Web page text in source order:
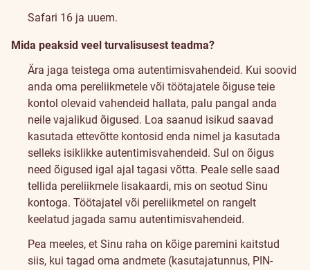
Safari 16 ja uuem.
Mida peaksid veel turvalisusest teadma?
Ära jaga teistega oma autentimisvahendeid. Kui soovid
anda oma pereliikmetele või töötajatele õiguse teie
kontol olevaid vahendeid hallata, palu pangal anda
neile vajalikud õigused. Loa saanud isikud saavad
kasutada ettevõtte kontosid enda nimel ja kasutada
selleks isiklikke autentimisvahendeid. Sul on õigus
need õigused igal ajal tagasi võtta. Peale selle saad
tellida pereliikmele lisakaardi, mis on seotud Sinu
kontoga. Töötajatel või pereliikmetel on rangelt
keelatud jagada samu autentimisvahendeid.
Pea meeles, et Sinu raha on kõige paremini kaitstud
siis, kui tagad oma andmete (kasutajatunnus, PIN-